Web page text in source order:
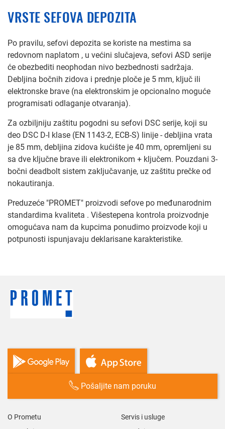
VRSTE SEFOVA DEPOZITA
Po pravilu, sefovi depozita se koriste na mestima sa
redovnom naplatom , u većini slučajeva, sefovi ASD serije
će obezbediti neophodan nivo bezbednosti sadržaja.
Debljina bočnih zidova i prednje ploče je 5 mm, ključ ili
elektronske brave (na elektronskim je opcionalno moguće
programisati odlaganje otvaranja).
Za ozbiljniju zaštitu pogodni su sefovi DSC serije, koji su
deo DSC D-I klase (EN 1143-2, ECB-S) linije - debljina vrata
je 85 mm, debljina zidova kućište je 40 mm, opremljeni su
sa dve ključne brave ili elektronikom + ključem. Pouzdani 3-
bočni deadbolt sistem zaključavanje, uz zaštitu prečke od
nokautiranja.
Preduzeće "PROMET" proizvodi sefove po međunarodnim
standardima kvaliteta . Višestepena kontrola proizvodnje
omogućava nam da kupcima ponudimo proizvode koji u
potpunosti ispunjavaju deklarisane karakteristike.
Pošaljite nam poruku
O Prometu
Servis i usluge